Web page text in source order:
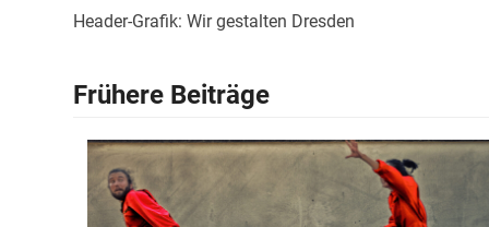
Header-Grafik: Wir gestalten Dresden
Frühere Beiträge